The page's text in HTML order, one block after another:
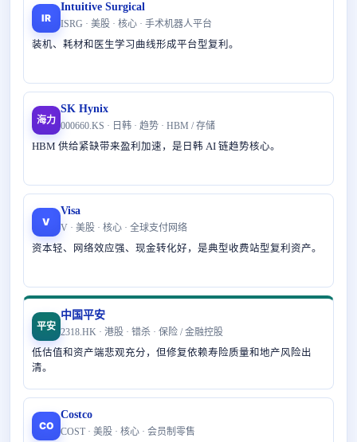
IR
Intuitive Surgical
ISRG · 美股 · 核心 · 手术机器人平台
装机、耗材和医生学习曲线形成平台型复利。
海力
SK Hynix
000660.KS · 日韩 · 趋势 · HBM / 存储
HBM 供给紧缺带来盈利加速，是日韩 AI 链趋势核心。
V
Visa
V · 美股 · 核心 · 全球支付网络
资本轻、网络效应强、现金转化好，是典型收费站型复利资产。
平安
中国平安
2318.HK · 港股 · 错杀 · 保险 / 金融控股
低估值和资产端悲观充分，但修复依赖寿险质量和地产风险出
清。
CO
Costco
COST · 美股 · 核心 · 会员制零售